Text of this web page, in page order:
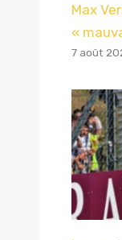
Max
«
7 août